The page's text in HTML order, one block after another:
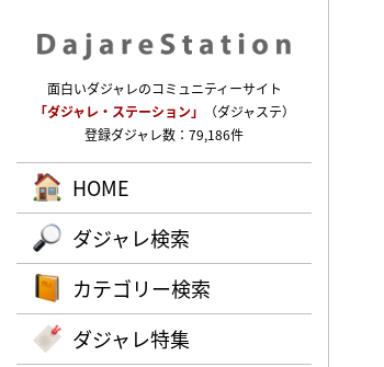
面白いダジャレのコミュニティーサイト
「ダジャレ・ステーション」
（ダジャステ）
登録ダジャレ数：79,186件
HOME
ダジャレ検索
カテゴリー検索
ダジャレ特集